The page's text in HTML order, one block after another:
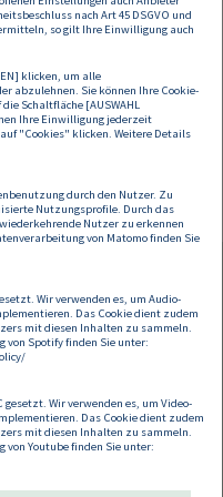
einzuhalten. So
über dieses Netz
Fragen oder anderen
Sie gerne.
- EN - EUR-Lex
nach Art 45 DSGVO und
so gilt Ihre Einwilligung auch
klicken, um alle
abzulehnen. Sie können Ihre Cookie-
Schaltfläche [AUSWAHL
Ihre Einwilligung jederzeit
"Cookies" klicken. Weitere Details
durch den Nutzer. Zu
Nutzungsprofile. Durch das
Nutzer zu erkennen
von Matomo finden Sie
Wir verwenden es, um Audio-
Das Cookie dient zudem
mit diesen Inhalten zu sammeln.
Spotify finden Sie unter:
gesetzt. Wir verwenden es, um Video-
Das Cookie dient zudem
mit diesen Inhalten zu sammeln.
Youtube finden Sie unter: